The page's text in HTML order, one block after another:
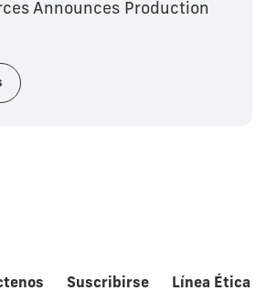
Announces Production
Suscribirse Línea Ética